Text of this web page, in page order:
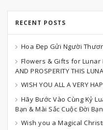
RECENT POSTS
Hoa Đẹp Gửi Người
Flowers & Gifts for Lunar
AND PROSPERITY THIS
WISH YOU ALL A VERY
Hãy Bước Vào Cùng Kỷ
Bạn & Mài Sắc Cuộc Đời Bạn
Wish you a Magical